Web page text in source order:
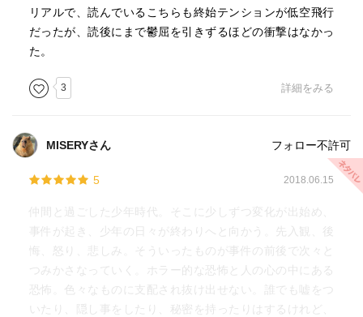
リアルで、読んでいるこちらも終始テンションが低空飛行
だったが、読後にまで鬱屈を引きずるほどの衝撃はなかっ
た。
3 詳細をみる
MISERYさん フォロー不許可
5 2018.06.15
仲間と過ごした少年時代。そこに少しずつ変化が出始め、
事件が起き、少年の日々が終わりへと向かう。先入観、後
悔、怒り、悲しみ。そういったものが事件の前後で次々と
つみかさなっていく。ホラー的な恐怖と人の心の中にある
恐怖。色々なものに支配され抜け出せない。誰でも嘘をつ
いたり、隠し事をしたり、秘密を持ったりはするけれど、